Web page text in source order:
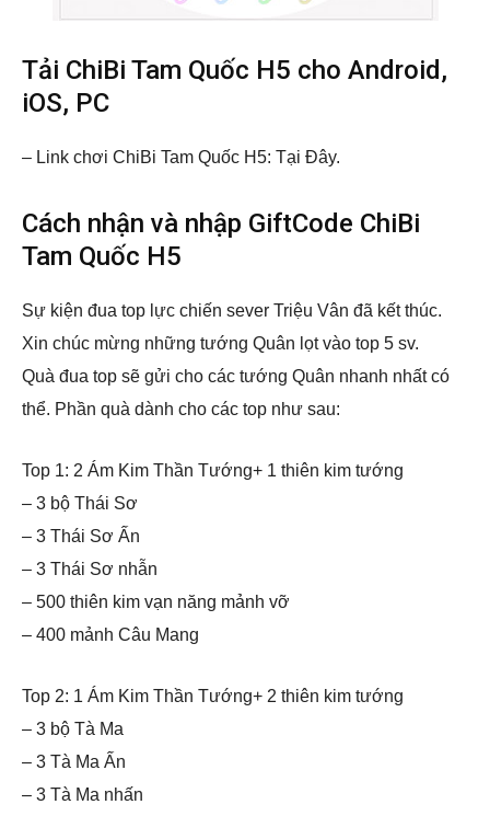
Tải ChiBi Tam Quốc H5 cho Android,
iOS, PC
– Link chơi ChiBi Tam Quốc H5: Tại Đây.
Cách nhận và nhập GiftCode ChiBi
Tam Quốc H5
Sự kiện đua top lực chiến sever Triệu Vân đã kết thúc.
Xin chúc mừng những tướng Quân lọt vào top 5 sv.
Quà đua top sẽ gửi cho các tướng Quân nhanh nhất có
thể. Phần quà dành cho các top như sau:
Top 1: 2 Ám Kim Thần Tướng+ 1 thiên kim tướng
– 3 bộ Thái Sơ
– 3 Thái Sơ Ấn
– 3 Thái Sơ nhẫn
– 500 thiên kim vạn năng mảnh vỡ
– 400 mảnh Câu Mang
Top 2: 1 Ám Kim Thần Tướng+ 2 thiên kim tướng
– 3 bộ Tà Ma
– 3 Tà Ma Ấn
– 3 Tà Ma nhấn